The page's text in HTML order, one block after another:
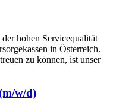
hohen Servicequalität
in Österreich.
zu können, ist unser
w/d)